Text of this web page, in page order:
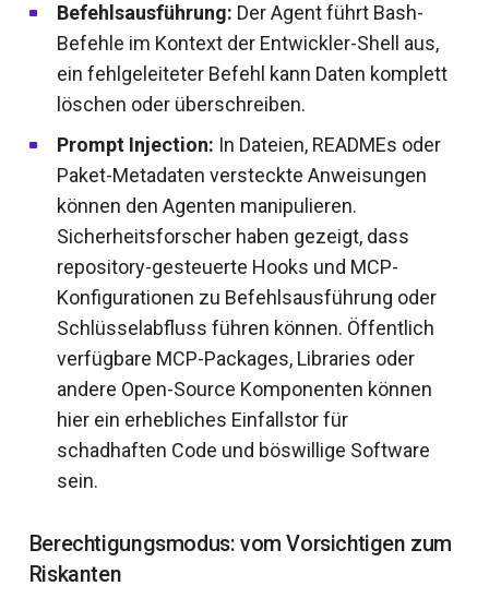
Befehlsausführung: Der Agent führt Bash-
Befehle im Kontext der Entwickler-Shell aus,
ein fehlgeleiteter Befehl kann Daten komplett
löschen oder überschreiben.
Prompt Injection: In Dateien, READMEs oder
Paket-Metadaten versteckte Anweisungen
können den Agenten manipulieren.
Sicherheitsforscher haben gezeigt, dass
repository-gesteuerte Hooks und MCP-
Konfigurationen zu Befehlsausführung oder
Schlüsselabfluss führen können. Öffentlich
verfügbare MCP-Packages, Libraries oder
andere Open-Source Komponenten können
hier ein erhebliches Einfallstor für
schadhaften Code und böswillige Software
sein.
Berechtigungsmodus: vom Vorsichtigen zum
Riskanten